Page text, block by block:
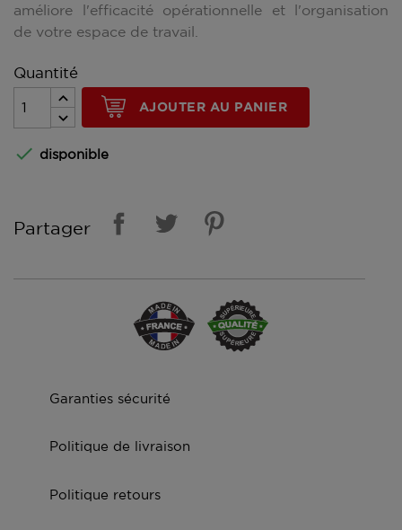
améliore l'efficacité opérationnelle et l'organisation
de votre espace de travail.
Quantité
AJOUTER AU PANIER
 disponible
Partager
Garanties sécurité
Politique de livraison
Politique retours